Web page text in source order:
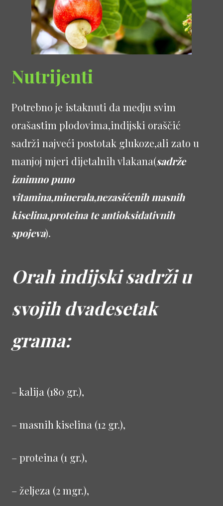
Nutrijenti
Potrebno je istaknuti da medju svim
orašastim plodovima,indijski oraščić
sadrži najveći postotak glukoze,ali zato u
manjoj mjeri dijetalnih vlakana(sadrže
iznimno puno
vitamina,minerala,nezasićenih masnih
kiselina,proteina te antioksidativnih
spojeva).
Orah indijski sadrži u
svojih dvadesetak
grama:
– kalija (180 gr.),
– masnih kiselina (12 gr.),
– proteina (1 gr.),
– željeza (2 mgr.),